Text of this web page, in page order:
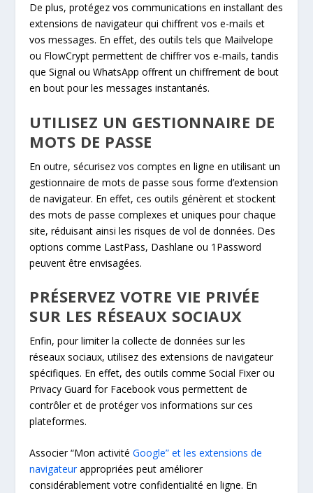
De plus, protégez vos communications en installant des
extensions de navigateur qui chiffrent vos e-mails et
vos messages. En effet, des outils tels que Mailvelope
ou FlowCrypt permettent de chiffrer vos e-mails, tandis
que Signal ou WhatsApp offrent un chiffrement de bout
en bout pour les messages instantanés.
UTILISEZ UN GESTIONNAIRE DE
MOTS DE PASSE
En outre, sécurisez vos comptes en ligne en utilisant un
gestionnaire de mots de passe sous forme d’extension
de navigateur. En effet, ces outils génèrent et stockent
des mots de passe complexes et uniques pour chaque
site, réduisant ainsi les risques de vol de données. Des
options comme LastPass, Dashlane ou 1Password
peuvent être envisagées.
PRÉSERVEZ VOTRE VIE PRIVÉE
SUR LES RÉSEAUX SOCIAUX
Enfin, pour limiter la collecte de données sur les
réseaux sociaux, utilisez des extensions de navigateur
spécifiques. En effet, des outils comme Social Fixer ou
Privacy Guard for Facebook vous permettent de
contrôler et de protéger vos informations sur ces
plateformes.
Associer “Mon activitéGoogle” et les extensions de
navigateurappropriées peut améliorer
considérablement votre confidentialité en ligne. En